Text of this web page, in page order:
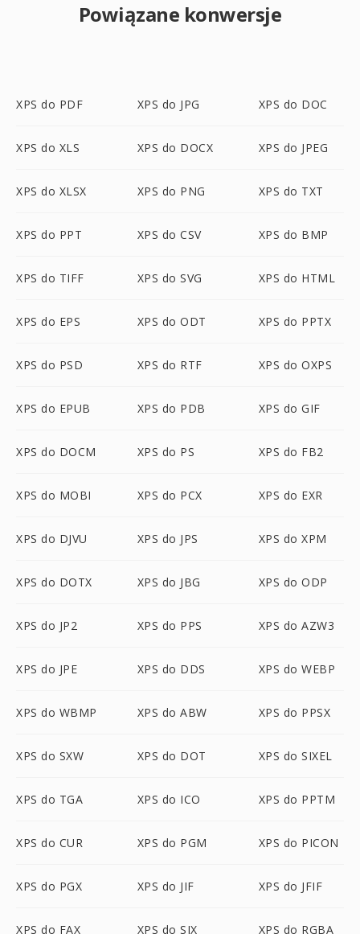
Powiązane konwersje
XPS do PDF XPS do JPG XPS do DOC
XPS do XLS XPS do DOCX XPS do JPEG
XPS do XLSX XPS do PNG XPS do TXT
XPS do PPT XPS do CSV XPS do BMP
XPS do TIFF XPS do SVG XPS do HTML
XPS do EPS XPS do ODT XPS do PPTX
XPS do PSD XPS do RTF XPS do OXPS
XPS do EPUB XPS do PDB XPS do GIF
XPS do DOCM XPS do PS XPS do FB2
XPS do MOBI XPS do PCX XPS do EXR
XPS do DJVU XPS do JPS XPS do XPM
XPS do DOTX XPS do JBG XPS do ODP
XPS do JP2 XPS do PPS XPS do AZW3
XPS do JPE XPS do DDS XPS do WEBP
XPS do WBMP XPS do ABW XPS do PPSX
XPS do SXW XPS do DOT XPS do SIXEL
XPS do TGA XPS do ICO XPS do PPTM
XPS do CUR XPS do PGM XPS do PICON
XPS do PGX XPS do JIF XPS do JFIF
XPS do FAX XPS do SIX XPS do RGBA